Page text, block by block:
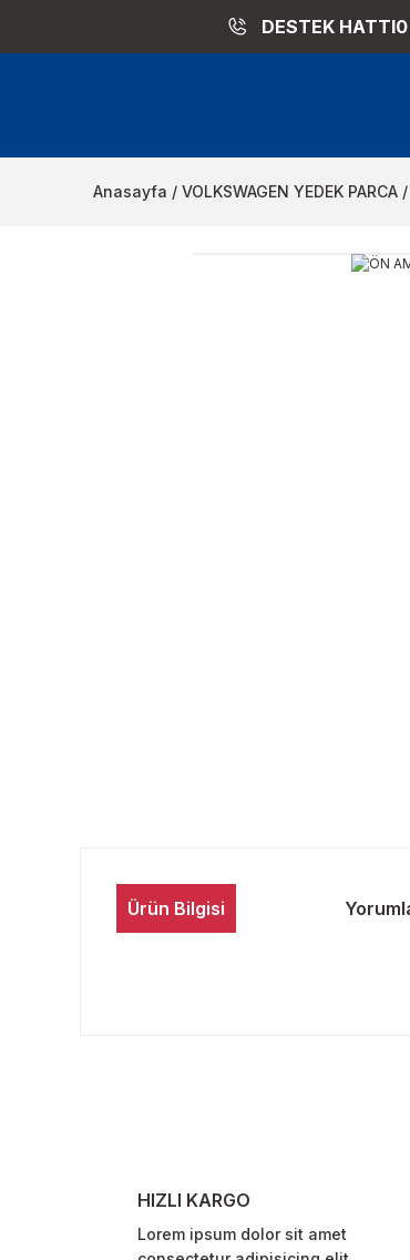
DESTEK HATTI0
Anasayfa VOLKSWAGEN YEDEK PARCA
Ürün Bilgisi
Bu ürüne benzer farklı alternatifler olmalı.
HIZLI KARGO
Lorem ipsum dolor sit amet